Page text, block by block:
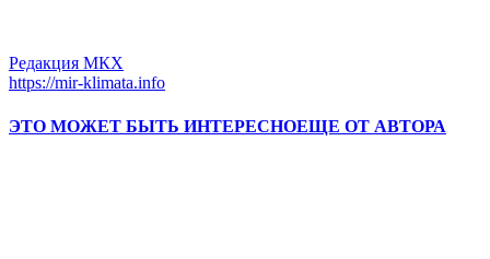
Редакция МКХ
https://mir-klimata.info
ЭТО МОЖЕТ БЫТЬ ИНТЕРЕСНОЕЩЕ ОТ АВТОРА